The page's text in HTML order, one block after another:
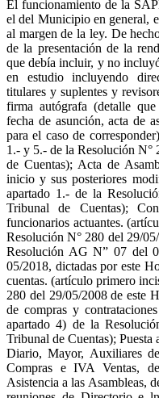
El funcionamiento de la
el del Municipio en general,
al margen de la ley. De
de la presentación de la
que debía incluir, y no
en estudio incluyendo
titulares y suplentes y
firma autógrafa (detalle
fecha de asunción, acta de
para el caso de
1.- y 5.- de la Resolución N°
de Cuentas); Acta de
inicio y sus posteriores
apartado 1.- de la
Tribunal de Cuentas);
funcionarios actuantes.
Resolución N° 280 del 29/
Resolución AG N” 07 del
05/2018, dictadas por este
cuentas. (artículo primero
280 del 29/05/2008 de este
de compras y
apartado 4) de la
Tribunal de Cuentas); Puesta
Diario, Mayor, Auxiliares
Compras e IVA Ventas,
Asistencia a las Asambleas,